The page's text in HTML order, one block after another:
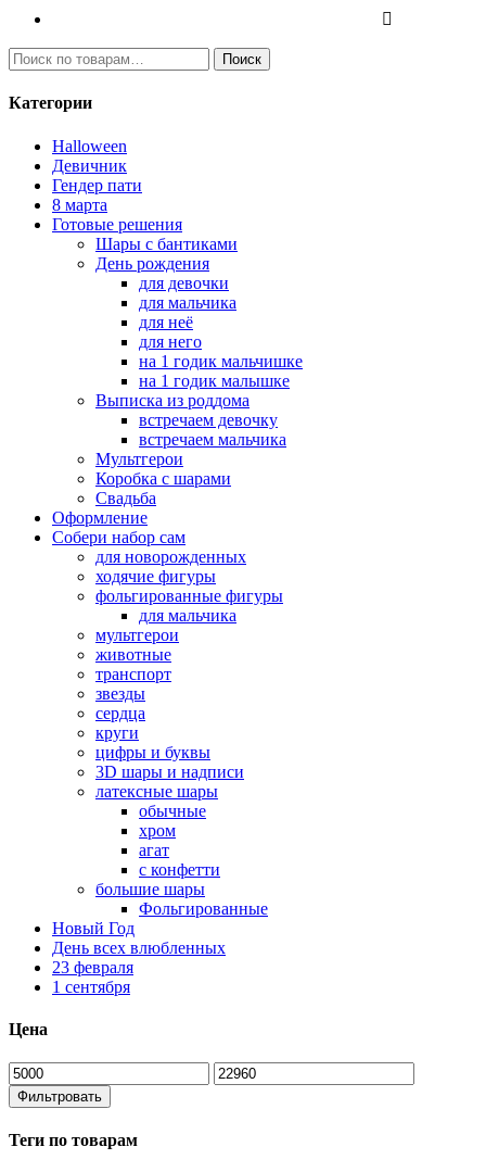
И
с
к
а
Поиск
Категории
Halloween
Девичник
Гендер пати
8 марта
Готовые решения
Шары с бантиками
День рождения
для девочки
для мальчика
для неё
для него
на 1 годик мальчишке
на 1 годик малышке
Выписка из роддома
встречаем девочку
встречаем мальчика
Мультгерои
Коробка с шарами
Свадьба
Оформление
Собери набор сам
для новорожденных
ходячие фигуры
фольгированные фигуры
для мальчика
мультгерои
животные
транспорт
звезды
сердца
круги
цифры и буквы
3D шары и надписи
латексные шары
обычные
хром
агат
с конфетти
большие шары
Фольгированные
Новый Год
День всех влюбленных
23 февраля
1 сентября
Цена
Минимальная
цена
Максимальная
цена
Фильтровать
Теги по товарам